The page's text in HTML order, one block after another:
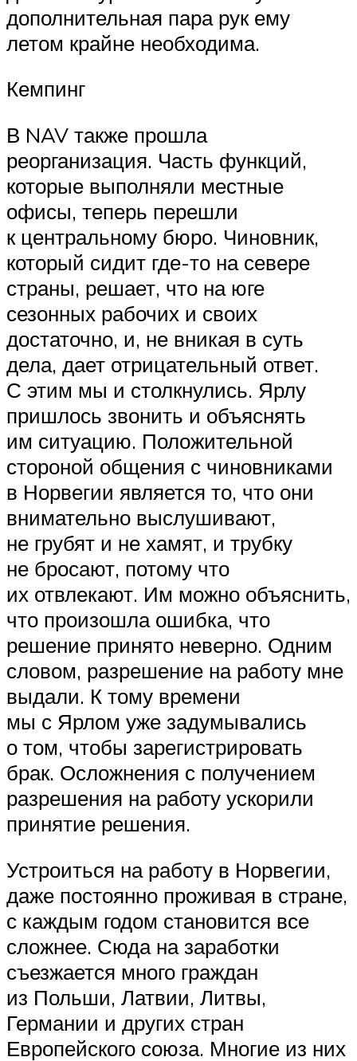
дополнительная пара рук ему
летом крайне необходима.
Кемпинг
В NAV также прошла
реорганизация. Часть функций,
которые выполняли местные
офисы, теперь перешли
к центральному бюро. Чиновник,
который сидит где-то на севере
страны, решает, что на юге
сезонных рабочих и своих
достаточно, и, не вникая в суть
дела, дает отрицательный ответ.
С этим мы и столкнулись. Ярлу
пришлось звонить и объяснять
им ситуацию. Положительной
стороной общения с чиновниками
в Норвегии является то, что они
внимательно выслушивают,
не грубят и не хамят, и трубку
не бросают, потому что
их отвлекают. Им можно объяснить,
что произошла ошибка, что
решение принято неверно. Одним
словом, разрешение на работу мне
выдали. К тому времени
мы с Ярлом уже задумывались
о том, чтобы зарегистрировать
брак. Осложнения с получением
разрешения на работу ускорили
принятие решения.
Устроиться на работу в Норвегии,
даже постоянно проживая в стране,
с каждым годом становится все
сложнее. Сюда на заработки
съезжается много граждан
из Польши, Латвии, Литвы,
Германии и других стран
Европейского союза. Многие из них